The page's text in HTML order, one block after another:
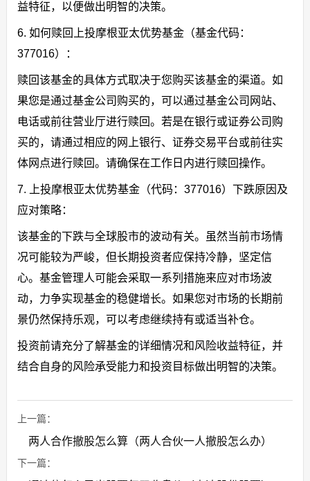
益特征，以便做出明智的决策。
6. 如何赎回上投摩根亚太优势基金（基金代码：
377016）：
赎回该基金的具体方式取决于您购买该基金的渠道。如
果您是通过基金公司购买的，可以通过基金公司网站、
电话或前往营业厅进行赎回。若是在银行或证券公司购
买的，请通过相应的网上银行、证券交易平台或前往实
体网点进行赎回。请确保在工作日内进行赎回操作。
7. 上投摩根亚太优势基金（代码：377016）下跌原因及
应对策略：
该基金的下跌与全球股市的波动有关。虽然当前市场情
况可能较为严峻，但长期投资者应保持冷静，坚定信
心。基金管理人可能会采取一系列措施来应对市场波
动，力争实现基金的稳健增长。如果您对市场的长期前
景仍然保持乐观，可以考虑继续持有或适当补仓。
投资前请充分了解基金的详细情况和风险收益特征，并
结合自身的风险承受能力和投资目标做出明智的决策。
上一篇：
两人合作撤股怎么算（两人合伙一人撤股怎么办）
下一篇：